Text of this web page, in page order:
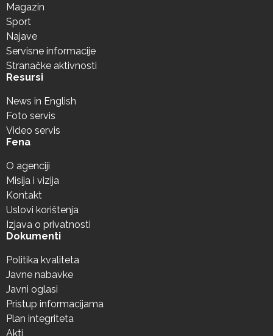
Magazin
Sport
Najave
Servisne informacije
Stranačke aktivnosti
Resursi
News in English
Foto servis
Video servis
Fena
O agenciji
Misija i vizija
Kontakt
Uslovi korištenja
Izjava o privatnosti
Dokumenti
Politika kvaliteta
Javne nabavke
Javni oglasi
Pristup informacijama
Plan integriteta
Akti